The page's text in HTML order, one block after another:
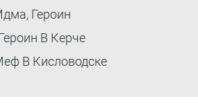
Героин
В Керче
В Кисловодске